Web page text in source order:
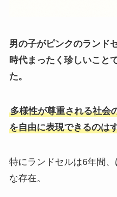
男の子がピンクのランド
時代まったく珍しいこと
た。
多様性が尊重される社会
を自由に表現できるのは
特にランドセルは6年間
な存在。